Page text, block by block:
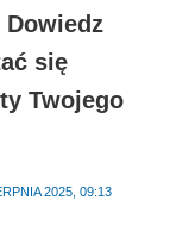
Dowiedz
się
Twojego
2025, 09:13